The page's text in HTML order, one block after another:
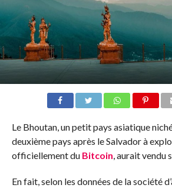
Le Bhoutan, un petit pays asiatique
deuxième pays après le Salvador à
officiellement du Bitcoin, aurait vendu
En fait, selon les données de la société